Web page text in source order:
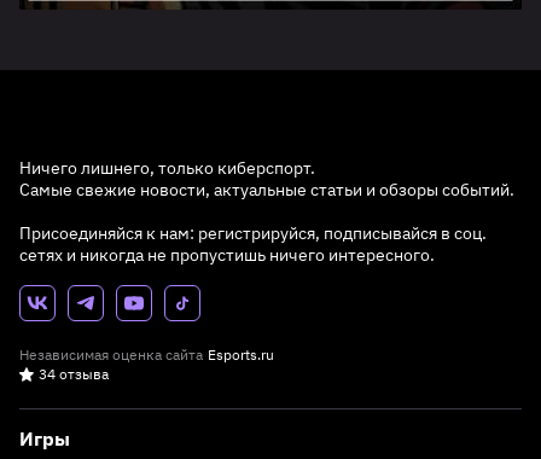
Ничего лишнего, только киберспорт.
Самые свежие новости, актуальные статьи и обзоры событий.
Присоединяйся к нам: регистрируйся, подписывайся в соц.
сетях и никогда не пропустишь ничего интересного.
Независимая оценка сайта Esports.ru
34 отзыва
Игры